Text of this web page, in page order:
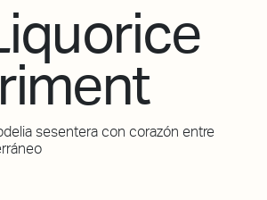
sesentera con corazón entre